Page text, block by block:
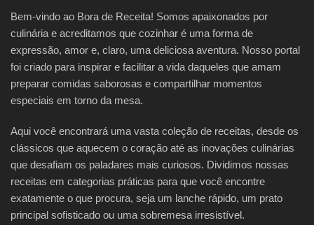
Bem-vindo ao Bora de Receita! Somos apaixonados por
culinária e acreditamos que cozinhar é uma forma de
expressão, amor e, claro, uma deliciosa aventura. Nosso portal
foi criado para inspirar e facilitar a vida daqueles que amam
preparar comidas saborosas e compartilhar momentos
especiais em torno da mesa.
Aqui você encontrará uma vasta coleção de receitas, desde os
clássicos que aquecem o coração até as inovações culinárias
que desafiam os paladares mais curiosos. Dividimos nossas
receitas em categorias práticas para que você encontre
exatamente o que procura, seja um lanche rápido, um prato
principal sofisticado ou uma sobremesa irresistível.